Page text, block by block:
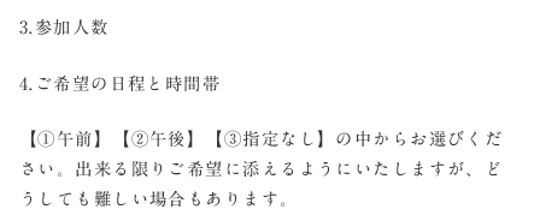
3.参加人数
4.ご希望の日程と時間帯
【①午前】【②午後】【③指定なし】の中からお選びくだ
さい。出来る限りご希望に添えるようにいたしますが、ど
うしても難しい場合もあります。